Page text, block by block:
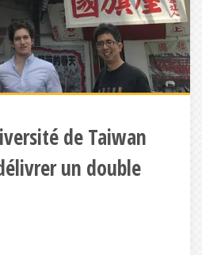
de Taiwan
un double